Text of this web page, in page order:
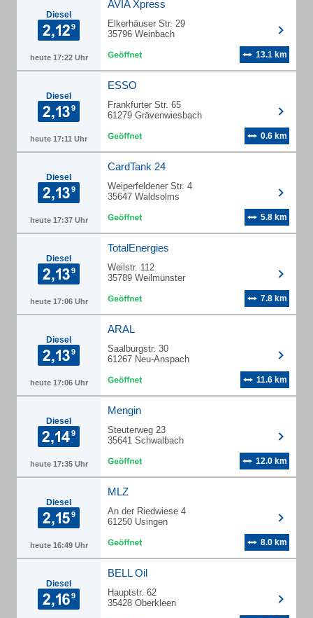
Diesel
heute 17:22 Uhr
AVIA Xpress
Elkerhäuser Str. 29
35796 Weinbach
13.1 km
Diesel
heute 17:11 Uhr
ESSO
Frankfurter Str. 65
61279 Grävenwiesbach
0.6 km
Diesel
heute 17:37 Uhr
CardTank 24
Weiperfeldener Str. 4
35647 Waldsolms
5.8 km
Diesel
heute 17:06 Uhr
TotalEnergies
Weilstr. 112
35789 Weilmünster
7.8 km
Diesel
heute 17:06 Uhr
ARAL
Saalburgstr. 30
61267 Neu-Anspach
11.6 km
Diesel
heute 17:35 Uhr
Mengin
Steuterweg 23
35641 Schwalbach
12.0 km
Diesel
heute 16:49 Uhr
MLZ
An der Riedwiese 4
61250 Usingen
8.0 km
Diesel
BELL Oil
Hauptstr. 62
35428 Oberkleen